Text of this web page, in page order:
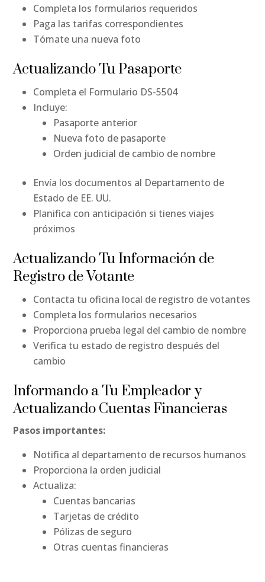
Completa los formularios requeridos
Paga las tarifas correspondientes
Tómate una nueva foto
Actualizando Tu Pasaporte
Completa el Formulario DS-5504
Incluye:
Pasaporte anterior
Nueva foto de pasaporte
Orden judicial de cambio de nombre
Envía los documentos al Departamento de
Estado de EE. UU.
Planifica con anticipación si tienes viajes
próximos
Actualizando Tu Información de
Registro de Votante
Contacta tu oficina local de registro de votantes
Completa los formularios necesarios
Proporciona prueba legal del cambio de nombre
Verifica tu estado de registro después del
cambio
Informando a Tu Empleador y
Actualizando Cuentas Financieras
Pasos importantes:
Notifica al departamento de recursos humanos
Proporciona la orden judicial
Actualiza:
Cuentas bancarias
Tarjetas de crédito
Pólizas de seguro
Otras cuentas financieras